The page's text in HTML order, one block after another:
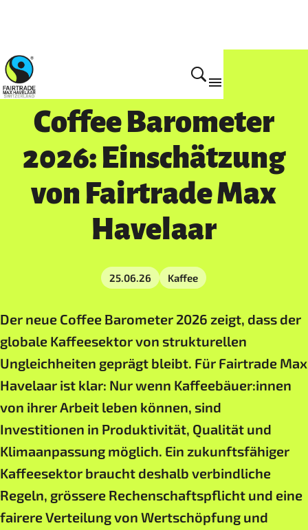
Mach mit!
Coffee Barometer
2026: Einschätzung
von Fairtrade Max
Havelaar
25.06.26 Kaffee
Der neue Coffee Barometer 2026 zeigt, dass der
globale Kaffeesektor von strukturellen
Ungleichheiten geprägt bleibt. Für Fairtrade Max
Havelaar ist klar: Nur wenn Kaffeebäuer:innen
von ihrer Arbeit leben können, sind
Investitionen in Produktivität, Qualität und
Klimaanpassung möglich. Ein zukunftsfähiger
Kaffeesektor braucht deshalb verbindliche
Regeln, grössere Rechenschaftspflicht und eine
fairere Verteilung von Wertschöpfung und